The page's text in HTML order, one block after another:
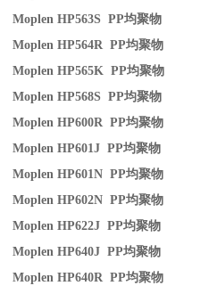
Moplen HP563S PP均聚物
Moplen HP564R PP均聚物
Moplen HP565K PP均聚物
Moplen HP568S PP均聚物
Moplen HP600R PP均聚物
Moplen HP601J PP均聚物
Moplen HP601N PP均聚物
Moplen HP602N PP均聚物
Moplen HP622J PP均聚物
Moplen HP640J PP均聚物
Moplen HP640R PP均聚物